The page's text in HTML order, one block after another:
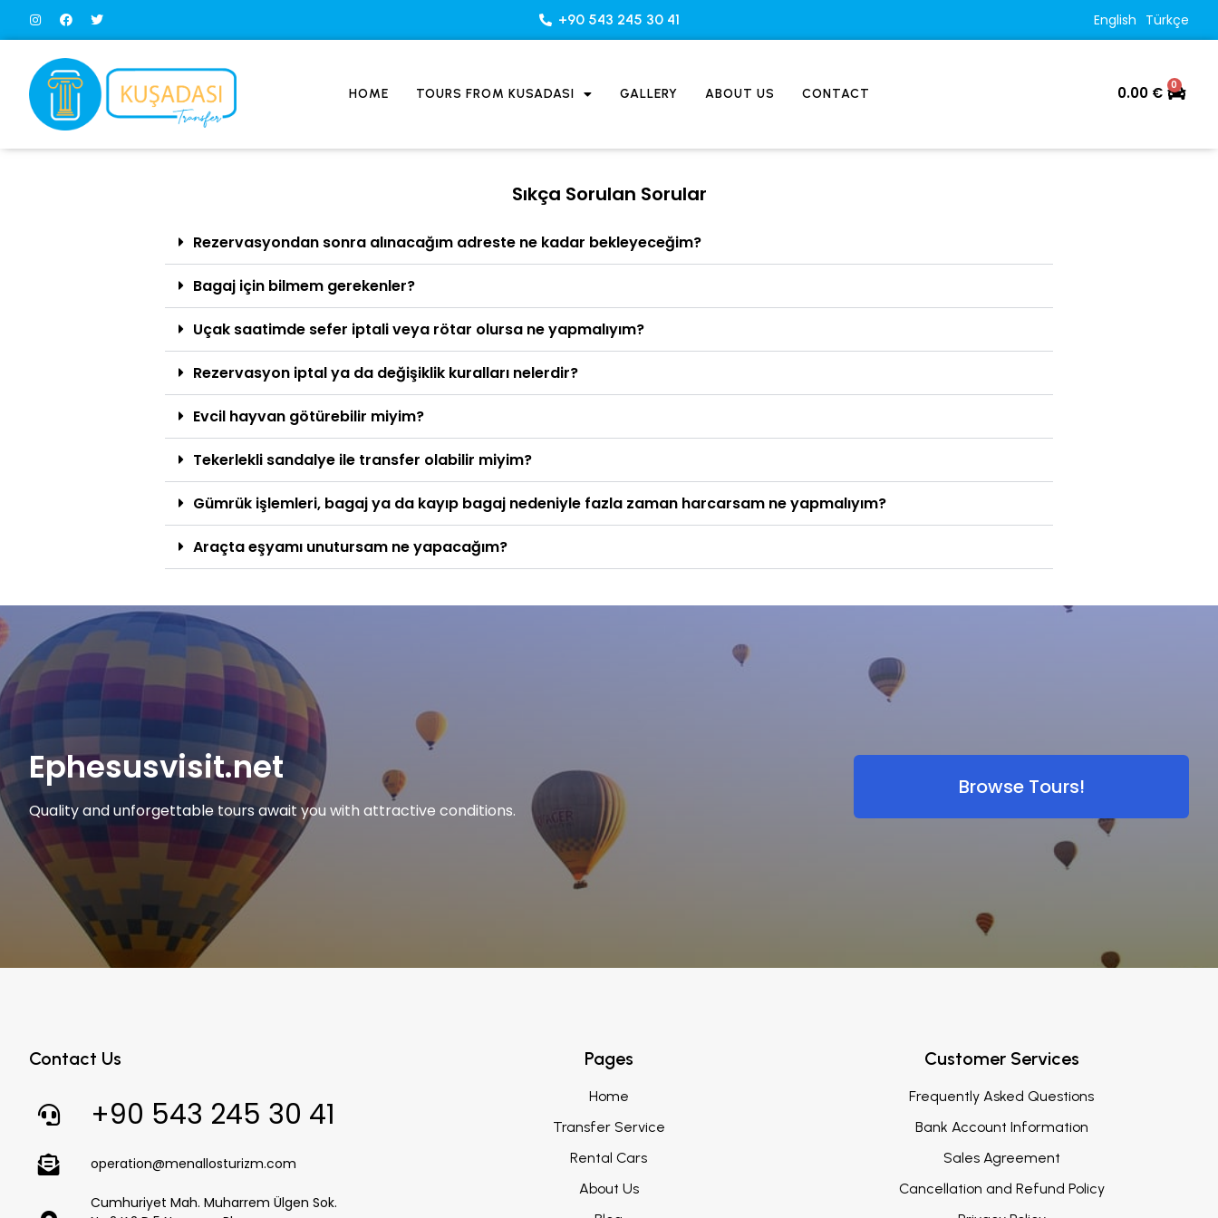
+90 543 245 30 41 English Türkçe
HOME TOURS FROM KUSADASI GALLERY ABOUT US CONTACT 0.00 € 0
Sıkça Sorulan Sorular
Rezervasyondan sonra alınacağım adreste ne kadar bekleyeceğim?
Bagaj için bilmem gerekenler?
Uçak saatimde sefer iptali veya rötar olursa ne yapmalıyım?
Rezervasyon iptal ya da değişiklik kuralları nelerdir?
Evcil hayvan götürebilir miyim?
Tekerlekli sandalye ile transfer olabilir miyim?
Gümrük işlemleri, bagaj ya da kayıp bagaj nedeniyle fazla zaman harcarsam ne yapmalıyım?
Araçta eşyamı unutursam ne yapacağım?
Ephesusvisit.net
Quality and unforgettable tours await you with attractive conditions.
Browse Tours!
Contact Us
+90 543 245 30 41
operation@menallosturizm.com
Cumhuriyet Mah. Muharrem Ülgen Sok.
Pages
Home
Transfer Service
Rental Cars
About Us
Customer Services
Frequently Asked Questions
Bank Account Information
Sales Agreement
Cancellation and Refund Policy